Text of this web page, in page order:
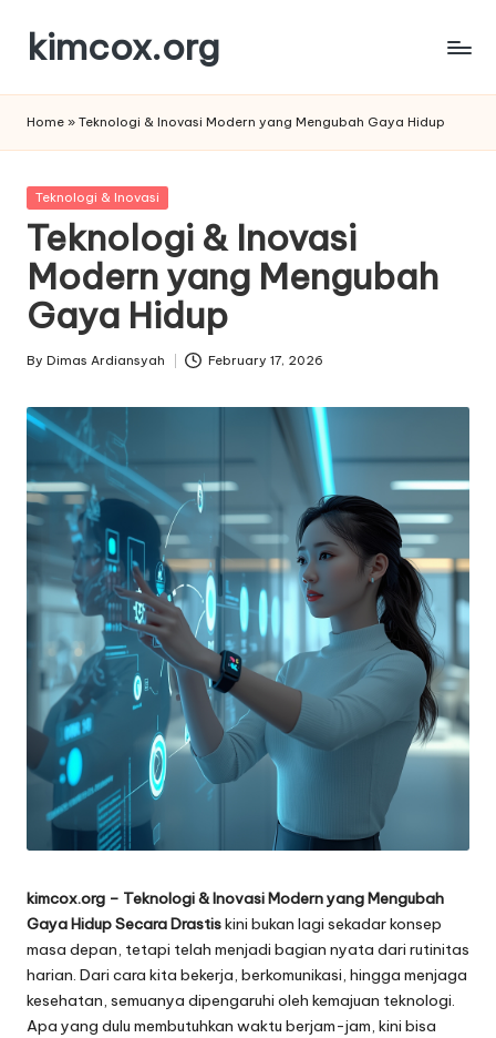
content
kimcox.org
dan
Berkualitas
Home » Teknologi & Inovasi Modern yang Mengubah Gaya Hidup
Posted
Teknologi & Inovasi
Teknologi & Inovasi
Modern yang Mengubah
Gaya Hidup
Posted
By Dimas Ardiansyah February 17, 2026
kimcox.org – Teknologi & Inovasi Modern yang Mengubah
Gaya Hidup Secara Drastiskini bukan lagi sekadar konsep
masa depan, tetapi telah menjadi bagian nyata dari rutinitas
harian. Dari cara kita bekerja, berkomunikasi, hingga menjaga
kesehatan, semuanya dipengaruhi oleh kemajuan teknologi.
Apa yang dulu membutuhkan waktu berjam-jam, kini bisa